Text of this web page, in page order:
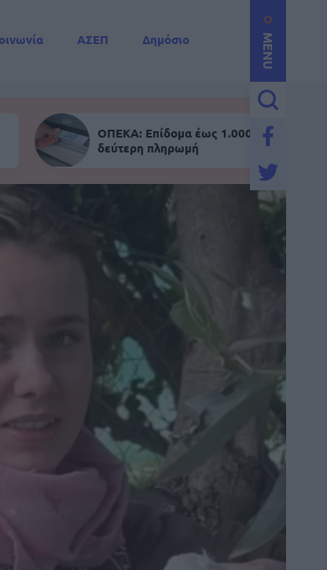
MENU
ΑΣΕΠ
Δημόσιο
ΟΠΕΚΑ: Επίδομα έως 1.000 ευρώ -
δεύτερη πληρωμή